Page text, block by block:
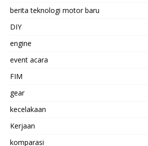
berita teknologi motor baru
DIY
engine
event acara
FIM
gear
kecelakaan
Kerjaan
komparasi